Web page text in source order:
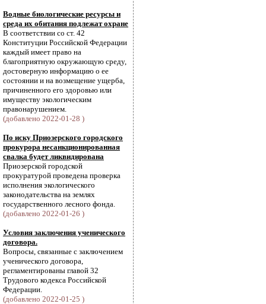
Водные биологические ресурсы и
среда их обитания подлежат охране
В соответствии со ст. 42
Конституции Российской Федерации
каждый имеет право на
благоприятную окружающую среду,
достоверную информацию о ее
состоянии и на возмещение ущерба,
причиненного его здоровью или
имуществу экологическим
правонарушением.
(добавлено 2022-01-28 )
По иску Приозерского городского
прокурора несанкционированная
свалка будет ликвидирована
Приозерской городской
прокуратурой проведена проверка
исполнения экологического
законодательства на землях
государственного лесного фонда.
(добавлено 2022-01-26 )
Условия заключения ученического
договора.
Вопросы, связанные с заключением
ученического договора,
регламентированы главой 32
Трудового кодекса Российской
Федерации.
(добавлено 2022-01-25 )